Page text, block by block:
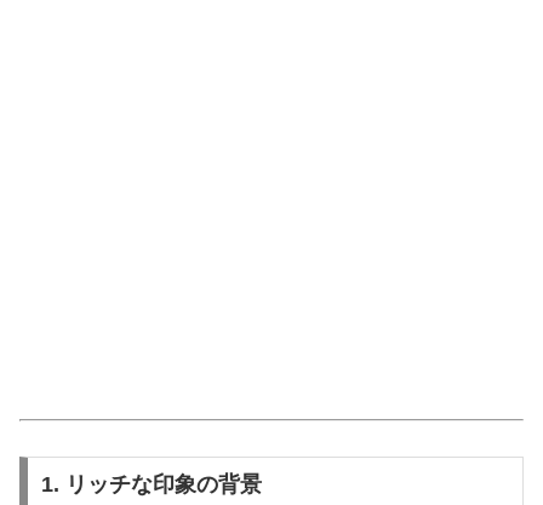
1. リッチな印象の背景